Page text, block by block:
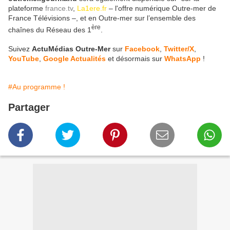
plateforme france.tv, La1ere.fr – l'offre numérique Outre-mer de
France Télévisions –, et en Outre-mer sur l’ensemble des
chaînes du Réseau des 1 ère
Suivez ActuMédias Outre-Mersur Facebook Twitter/X
YouTube Google Actualités et désormais sur WhatsApp !
#Au programme !
Partager